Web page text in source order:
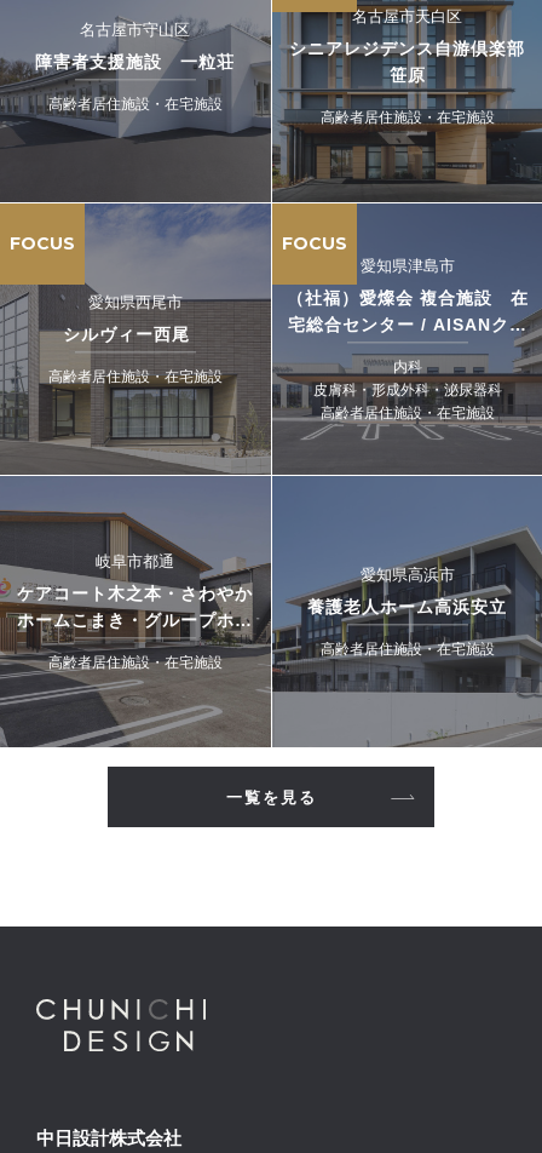
名古屋市守山区
障害者支援施設 一粒荘
高齢者居住施設・在宅施設
名古屋市天白区
シニアレジデンス自游倶楽部
笹原
高齢者居住施設・在宅施設
FOCUS
愛知県西尾市
シルヴィー西尾
高齢者居住施設・在宅施設
FOCUS
愛知県津島市
（社福）愛燦会 複合施設 在
宅総合センター / AISANクリ
ニック
内科
皮膚科・形成外科・泌尿器科
高齢者居住施設・在宅施設
岐阜市都通
ケアコート木之本・さわやか
ホームこまき・グループホー
ムこまき
高齢者居住施設・在宅施設
愛知県高浜市
養護老人ホーム高浜安立
高齢者居住施設・在宅施設
一覧を見る
中日設計株式会社